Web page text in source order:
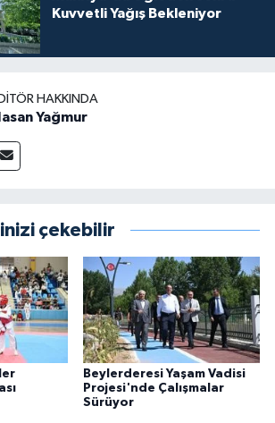
Kuvvetli Yağış Bekleniyor
HAKKINDA
Yağmur
çekebilir
Beylerderesi Yaşam Vadisi
Projesi'nde Çalışmalar
Sürüyor